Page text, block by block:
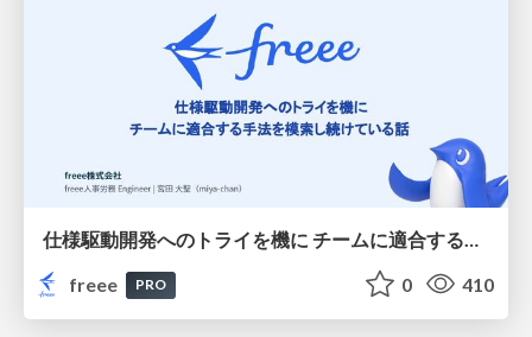
freee
PRO 0 410